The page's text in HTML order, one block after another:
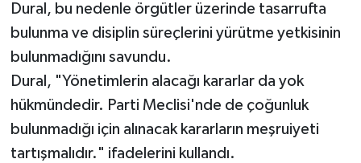
Dural, bu nedenle örgütler üzerinde tasarrufta
bulunma ve disiplin süreçlerini yürütme yetkisinin
bulunmadığını savundu.
Dural, "Yönetimlerin alacağı kararlar da yok
hükmündedir. Parti Meclisi'nde de çoğunluk
bulunmadığı için alınacak kararların meşruiyeti
tartışmalıdır." ifadelerini kullandı.